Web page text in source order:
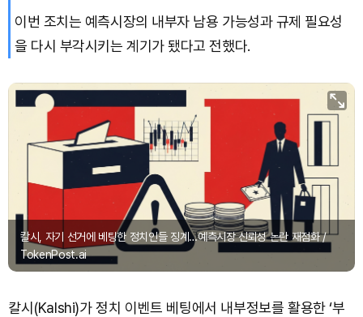
이번 조치는 예측시장의 내부자 남용 가능성과 규제 필요성
을 다시 부각시키는 계기가 됐다고 전했다.
칼시, 자기 선거에 베팅한 정치인들 징계…예측시장 신뢰성 논란 재점화 /
TokenPost.ai
칼시(Kalshi)가 정치 이벤트 베팅에서 내부정보를 활용한 ‘부